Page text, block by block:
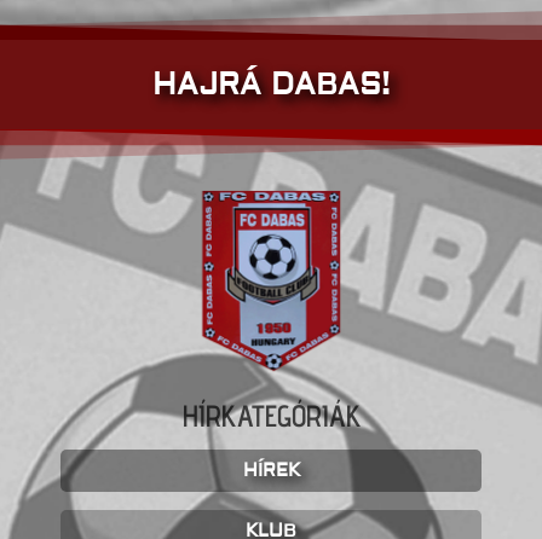
HAJRÁ DABAS!
HÍRKATEGÓRIÁK
HÍREK
KLUB